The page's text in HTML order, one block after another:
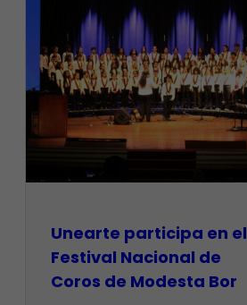
Unearte participa en el
Festival Nacional de
Coros de Modesta Bor